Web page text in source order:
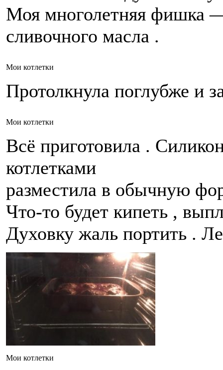
Моя многолетняя фишка
сливочного масла .
Мои котлетки
Протолкнула поглубже и
Мои котлетки
Всё приготовила .
котлетками
разместила в обычную
Что-то будет кипеть ,
Духовку жаль портить .
Мои котлетки